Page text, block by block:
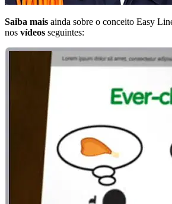
Saiba mais ainda sobre o conceito Easy
nos vídeos seguintes: